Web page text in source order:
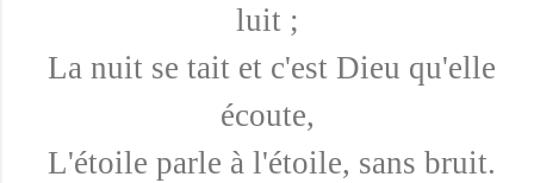
luit ;
La nuit se tait et c'est Dieu qu'elle
écoute,
L'étoile parle à l'étoile, sans bruit.